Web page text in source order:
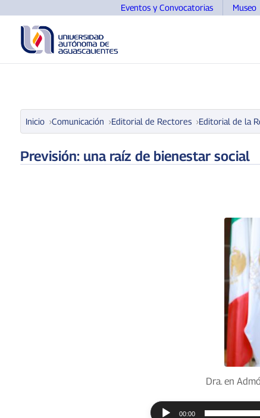
Eventos y Convocatorias Museo
Inicio Comunicación Editorial de Rectores Editorial de la
Previsión: una raíz de bienestar social
Dra. en
00:00